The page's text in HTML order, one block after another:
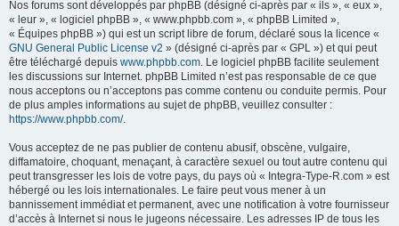
Nos forums sont développés par phpBB (désigné ci-après par « ils », « eux »,
« leur », « logiciel phpBB », « www.phpbb.com », « phpBB Limited »,
« Équipes phpBB ») qui est un script libre de forum, déclaré sous la licence «
GNU General Public License v2 » (désigné ci-après par « GPL ») et qui peut
être téléchargé depuis www.phpbb.com. Le logiciel phpBB facilite seulement
les discussions sur Internet. phpBB Limited n’est pas responsable de ce que
nous acceptons ou n’acceptons pas comme contenu ou conduite permis. Pour
de plus amples informations au sujet de phpBB, veuillez consulter :
https://www.phpbb.com/.
Vous acceptez de ne pas publier de contenu abusif, obscène, vulgaire,
diffamatoire, choquant, menaçant, à caractère sexuel ou tout autre contenu qui
peut transgresser les lois de votre pays, du pays où « Integra-Type-R.com » est
hébergé ou les lois internationales. Le faire peut vous mener à un
bannissement immédiat et permanent, avec une notification à votre fournisseur
d’accès à Internet si nous le jugeons nécessaire. Les adresses IP de tous les